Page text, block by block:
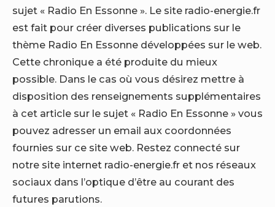
sujet « Radio En Essonne ». Le site radio-energie.fr
est fait pour créer diverses publications sur le
thème Radio En Essonne développées sur le web.
Cette chronique a été produite du mieux
possible. Dans le cas où vous désirez mettre à
disposition des renseignements supplémentaires
à cet article sur le sujet « Radio En Essonne » vous
pouvez adresser un email aux coordonnées
fournies sur ce site web. Restez connecté sur
notre site internet radio-energie.fr et nos réseaux
sociaux dans l’optique d’être au courant des
futures parutions.